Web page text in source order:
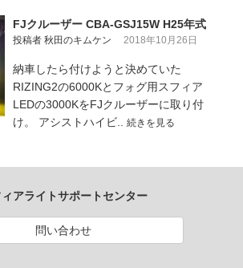
FJクルーザー CBA-GSJ15W H25年式
投稿者 秋田のキムケン 2018年10月26日
納車したら付けようと決めていた
RIZING2の6000Kとフォグ用スフィア
LEDの3000KをFJクルーザーに取り付
け。 アシストハイビ.. 続きを見る
ィアライトサポートセンター
問い合わせ